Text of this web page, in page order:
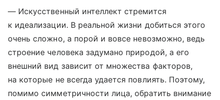
— Искусственный интеллект стремится
к идеализации. В реальной жизни добиться этого
очень сложно, а порой и вовсе невозможно, ведь
строение человека задумано природой, а его
внешний вид зависит от множества факторов,
на которые не всегда удается повлиять. Поэтому,
помимо симметричности лица, обратить внимание